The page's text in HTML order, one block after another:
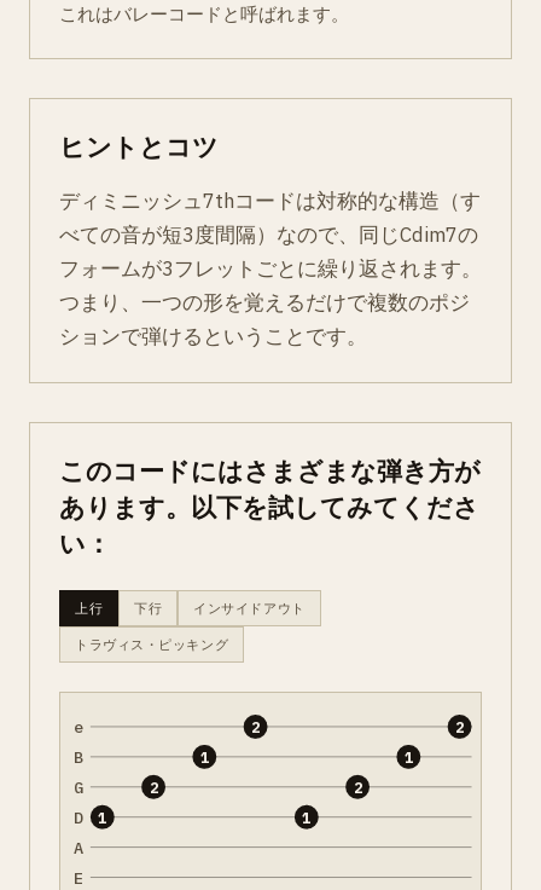
これはバレーコードと呼ばれます。
ヒントとコツ
ディミニッシュ7thコードは対称的な構造（す
べての音が短3度間隔）なので、同じCdim7の
フォームが3フレットごとに繰り返されます。
つまり、一つの形を覚えるだけで複数のポジ
ションで弾けるということです。
このコードにはさまざまな弾き方が
あります。以下を試してみてくださ
い：
上行 下行 インサイドアウト
トラヴィス・ピッキング
e
B
G
D
A
E
1
2
1
2
1
2
1
2